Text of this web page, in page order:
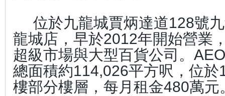
位於九龍城賈炳達道128號
龍城店，早於2012年開始營業
超級市場與大型百貨公司。
總面積約114,026平方呎，位於
樓部分樓層，每月租金480萬元